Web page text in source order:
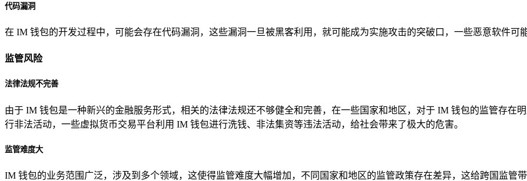
代码漏洞
在 IM 钱包的开发过程中，可能会存在代码漏洞，这些漏洞一旦被黑客利用，就可能成为实施攻击的突破口，一些恶意软件可
监管风险
法律法规不完善
由于 IM 钱包是一种新兴的金融服务形式，相关的法律法规还不够健全和完善，在一些国家和地区，对于 IM 钱包的监管存在
行非法活动，一些虚拟货币交易平台利用 IM 钱包进行洗钱、非法集资等违法活动，给社会带来了极大的危害。
监管难度大
IM 钱包的业务范围广泛，涉及到多个领域，这使得监管难度大幅增加，不同国家和地区的监管政策存在差异，这给跨国监管